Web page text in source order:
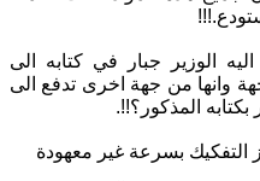
الوزير جبار في كتابه الى
وانها من جهة اخرى تدفع الى
بكتابه المذكور؟!!.
التفكيك بسرعة غير معهودة